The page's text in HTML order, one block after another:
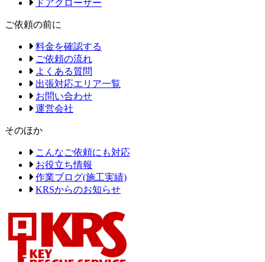
ドアクローザー
ご依頼の前に
料金を確認する
ご依頼の流れ
よくある質問
出張対応エリア一覧
お問い合わせ
運営会社
そのほか
こんなご依頼にも対応
お役立ち情報
作業ブログ(施工実績)
KRSからのお知らせ